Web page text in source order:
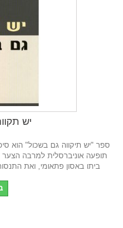
יש
ספר "יש תיקווה גם בשכול" הוא
תופעה אוניברסלית למרבה
ביתו באסון פתאומי, ואת